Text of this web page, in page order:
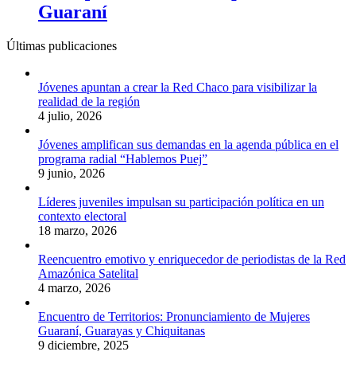
Guaraní
Últimas publicaciones
Jóvenes apuntan a crear la Red Chaco para visibilizar la
realidad de la región
4 julio, 2026
Jóvenes amplifican sus demandas en la agenda pública en el
programa radial “Hablemos Puej”
9 junio, 2026
Líderes juveniles impulsan su participación política en un
contexto electoral
18 marzo, 2026
Reencuentro emotivo y enriquecedor de periodistas de la Red
Amazónica Satelital
4 marzo, 2026
Encuentro de Territorios: Pronunciamiento de Mujeres
Guaraní, Guarayas y Chiquitanas
9 diciembre, 2025